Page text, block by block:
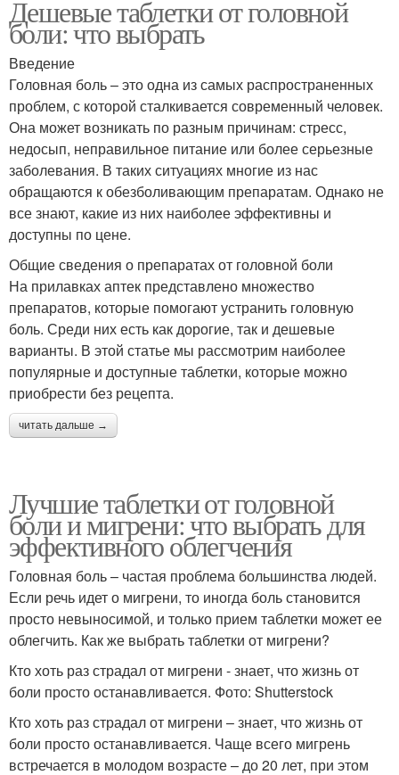
Дешевые таблетки от головной
боли: что выбрать
Введение
Головная боль – это одна из самых распространенных
проблем, с которой сталкивается современный человек.
Она может возникать по разным причинам: стресс,
недосып, неправильное питание или более серьезные
заболевания. В таких ситуациях многие из нас
обращаются к обезболивающим препаратам. Однако не
все знают, какие из них наиболее эффективны и
доступны по цене.
Общие сведения о препаратах от головной боли
На прилавках аптек представлено множество
препаратов, которые помогают устранить головную
боль. Среди них есть как дорогие, так и дешевые
варианты. В этой статье мы рассмотрим наиболее
популярные и доступные таблетки, которые можно
приобрести без рецепта.
читать дальше →
Лучшие таблетки от головной
боли и мигрени: что выбрать для
эффективного облегчения
Головная боль – частая проблема большинства людей.
Если речь идет о мигрени, то иногда боль становится
просто невыносимой, и только прием таблетки может ее
облегчить. Как же выбрать таблетки от мигрени?
Кто хоть раз страдал от мигрени - знает, что жизнь от
боли просто останавливается. Фото: Shutterstock
Кто хоть раз страдал от мигрени – знает, что жизнь от
боли просто останавливается. Чаще всего мигрень
встречается в молодом возрасте – до 20 лет, при этом